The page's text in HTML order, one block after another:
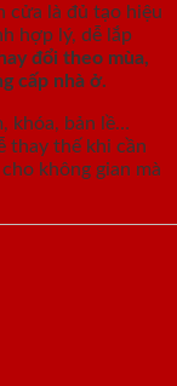
cửa là đủ tạo hiệu
hợp lý, dễ lắp
đổi theo mùa,
cấp nhà ở.
khóa, bản lề…
thay thế khi cần
không gian mà